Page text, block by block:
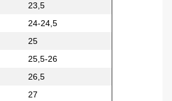
23,5
24-24,5
25
25,5-26
26,5
27